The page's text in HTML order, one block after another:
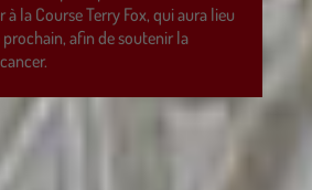
à la Course Terry Fox, qui aura lieu
afin de soutenir la